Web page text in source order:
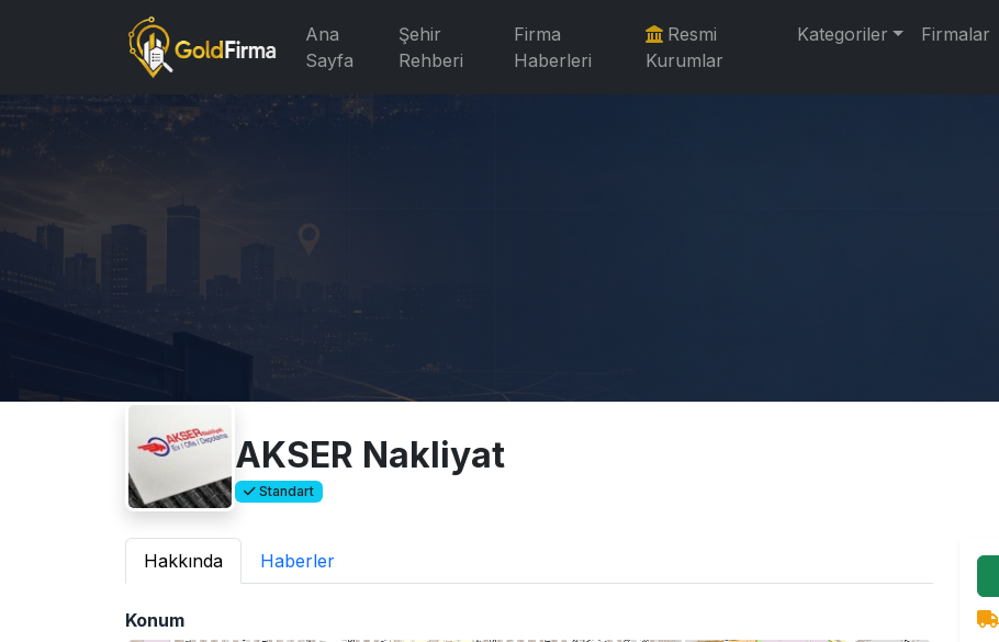
Ana
Sayfa
Şehir
Rehberi
Firma
Haberleri
Resmi
Kurumlar
Kategoriler Firmalar
AKSER Nakliyat
Standart
Hakkında Haberler
Konum